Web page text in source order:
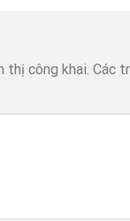
thị công khai. Các